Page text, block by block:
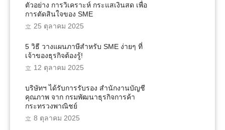
ตัวอย่าง การวิเคราะห์ กระแสเงินสด เพื่อ
การตัดสินใจของ SME
25 ตุลาคม 2025
5 วิธี วางแผนภาษีสำหรับ SME ง่ายๆ ที่
เจ้าของธุรกิจต้องรู้!
12 ตุลาคม 2025
บริษัทฯ ได้รับการรับรอง สำนักงานบัญชี
คุณภาพ จาก กรมพัฒนาธุรกิจการค้า
กระทรวงพาณิชย์
8 ตุลาคม 2025